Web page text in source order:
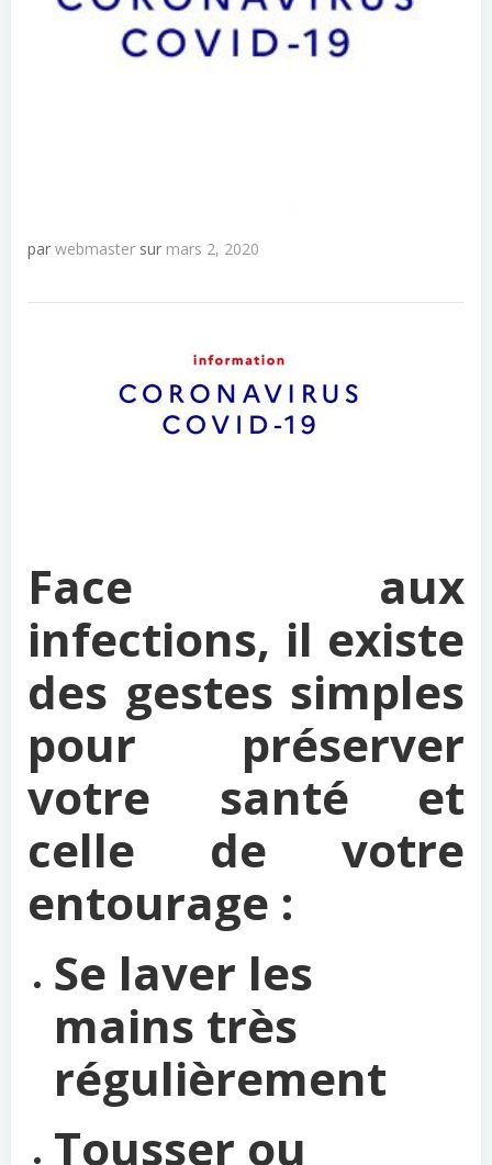
par webmaster sur mars 2, 2020
Face aux
infections, il existe
des gestes simples
pour préserver
votre santé et
celle de votre
entourage :
Se laver les
mains très
régulièrement
Tousser ou